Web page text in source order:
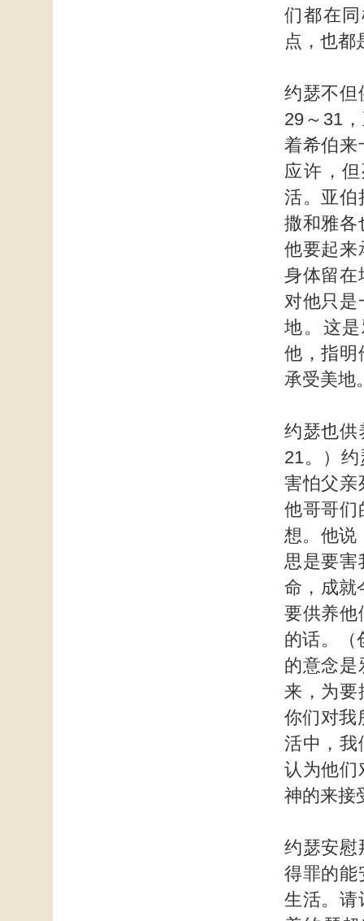
们都在
点，也都
约瑟不但
29～31
着希伯来
应许，
活。亚伯
撒和雅各
他要起来
身体留在
对他只是
地。这
他，指明
承受美地
约瑟也供
21。）
害怕父亲
他哥哥们
想。他说
思是要害
命，成就
要供养他
的话。（
的意念是
来，为要
你们对我
活中，我
认为他们
神的来接
约瑟安慰
得罪的能
生活。请